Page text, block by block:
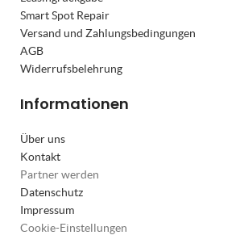
Smart Spot Repair
Versand und Zahlungsbedingungen
AGB
Widerrufsbelehrung
Informationen
Über uns
Kontakt
Partner werden
Datenschutz
Impressum
Cookie-Einstellungen